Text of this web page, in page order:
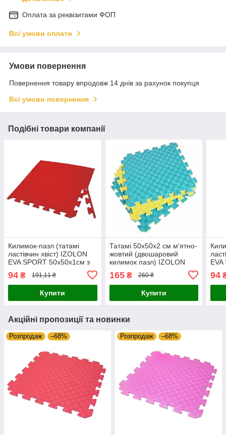
Оплата за реквізитами ФОП
Всі умови оплати
Умови повернення
Повернення товару впродовж 14 днів за рахунок покупця
Всі умови повернення
Подібні товари компанії
Килимок-пазл (татамі
ластівчин хвіст) IZOLON
EVA SPORT 50х50х1см з
червоний
94 ₴ 191,11 ₴
Купити
Татамі 50х50х2 см м'ятно-
жовтий (двошаровий
килимок пазл) IZOLON
165₴ 260 ₴
Купити
94
Акційні пропозиції та новинки
Розпродаж –68% Розпродаж –68%